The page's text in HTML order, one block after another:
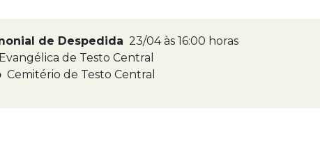
de Despedida 23/04 às 16:00 horas
de Testo Central
Cemitério de Testo Central